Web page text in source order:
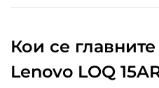
Кои се
Lenovo LOQ